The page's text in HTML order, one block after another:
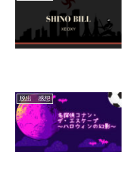
脱出 感想